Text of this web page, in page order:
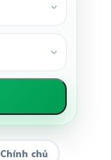
Chính chủ